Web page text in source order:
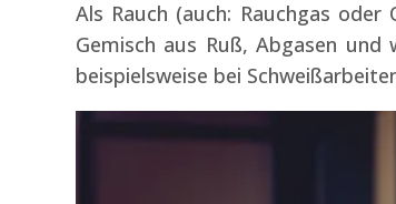
Als Rauch (auch: Rauchgas
Gemisch aus Ruß, Abgasen
beispielsweise bei